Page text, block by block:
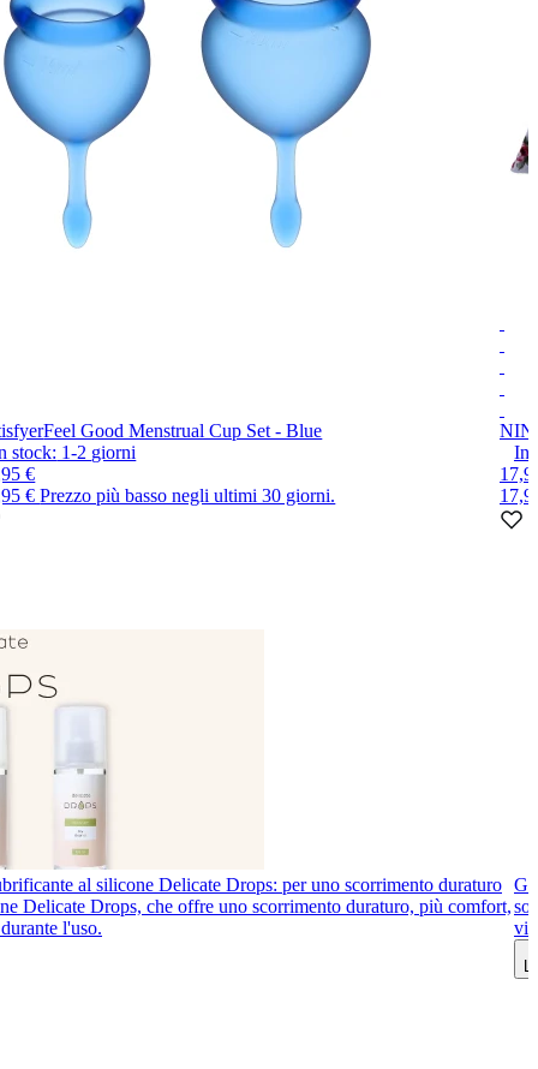
Feel Good Menstrual Cup Set - Blue
stock: 1-2 giorni
€
€Prezzo più basso negli ultimi 30 giorni.
In
al silicone Delicate Drops: per uno scorrimento duraturo
Delicate Drops, che offre uno scorrimento duraturo, più comfort,
l'uso.